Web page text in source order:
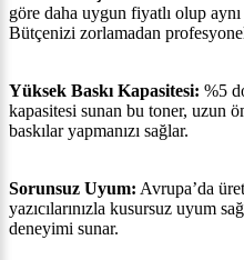
göre daha uygun fiyatlı olup
Bütçenizi zorlamadan
Yüksek Baskı Kapasitesi: %5
kapasitesi sunan bu toner, uzun
baskılar yapmanızı sağlar.
Sorunsuz Uyum: Avrupa’da
yazıcılarınızla kusursuz uyum
deneyimi sunar.